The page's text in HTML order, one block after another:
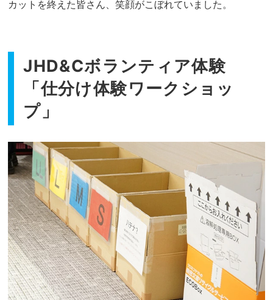
カットを終えた皆さん、笑顔がこぼれていました。
JHD&Cボランティア体験
「仕分け体験ワークショッ
プ」